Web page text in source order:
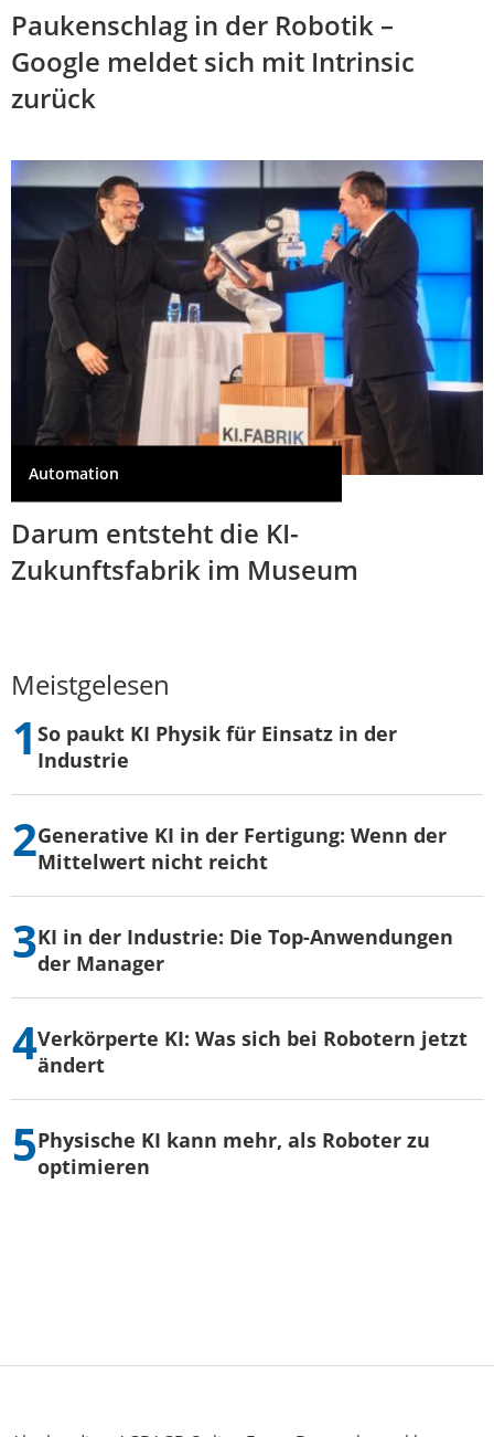
Paukenschlag in der Robotik –
Google meldet sich mit Intrinsic
zurück
Automation
Darum entsteht die KI-
Zukunftsfabrik im Museum
Meistgelesen
So paukt KI Physik für Einsatz in der
Industrie
Generative KI in der Fertigung: Wenn der
Mittelwert nicht reicht
KI in der Industrie: Die Top-Anwendungen
der Manager
Verkörperte KI: Was sich bei Robotern jetzt
ändert
Physische KI kann mehr, als Roboter zu
optimieren